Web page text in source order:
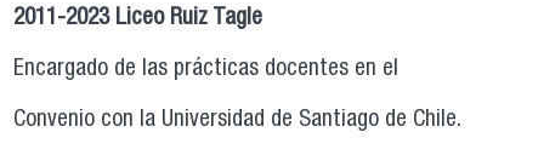
2011-2023 Liceo Ruiz Tagle
Encargado de las prácticas docentes en el
Convenio con la Universidad de Santiago de Chile.